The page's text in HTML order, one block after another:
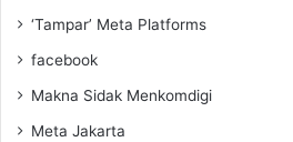
‘Tampar’ Meta Platforms
facebook
Makna Sidak Menkomdigi
Meta Jakarta